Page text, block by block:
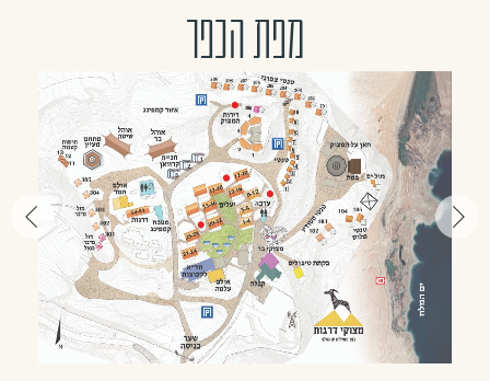
טנטי
סטודיו
-
חדש!
מפת הכפר